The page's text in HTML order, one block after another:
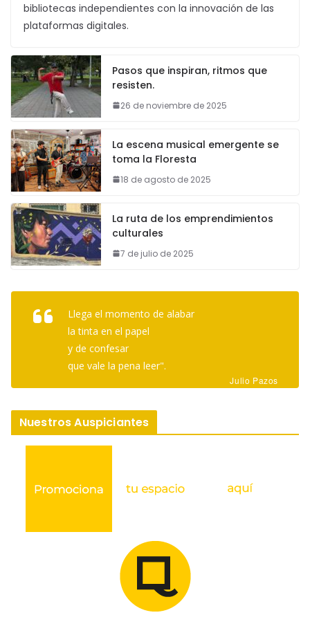
bibliotecas independientes con la innovación de las
plataformas digitales.
Pasos que inspiran, ritmos que
resisten.
26 de noviembre de 2025
La escena musical emergente se
toma la Floresta
18 de agosto de 2025
La ruta de los emprendimientos
culturales
7 de julio de 2025
Llega el momento de alabar
la tinta en el papel
y de confesar
que vale la pena leer".
Julio Pazos
Nuestros Auspiciantes